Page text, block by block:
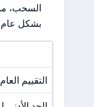
السحب،
بشكل
التقييم العام